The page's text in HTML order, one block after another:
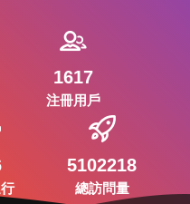
1617
注冊用戶
5102218
總訪問量